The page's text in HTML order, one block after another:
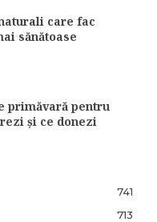
care fac
sănătoase
primăvară pentru
și ce donezi
741
713